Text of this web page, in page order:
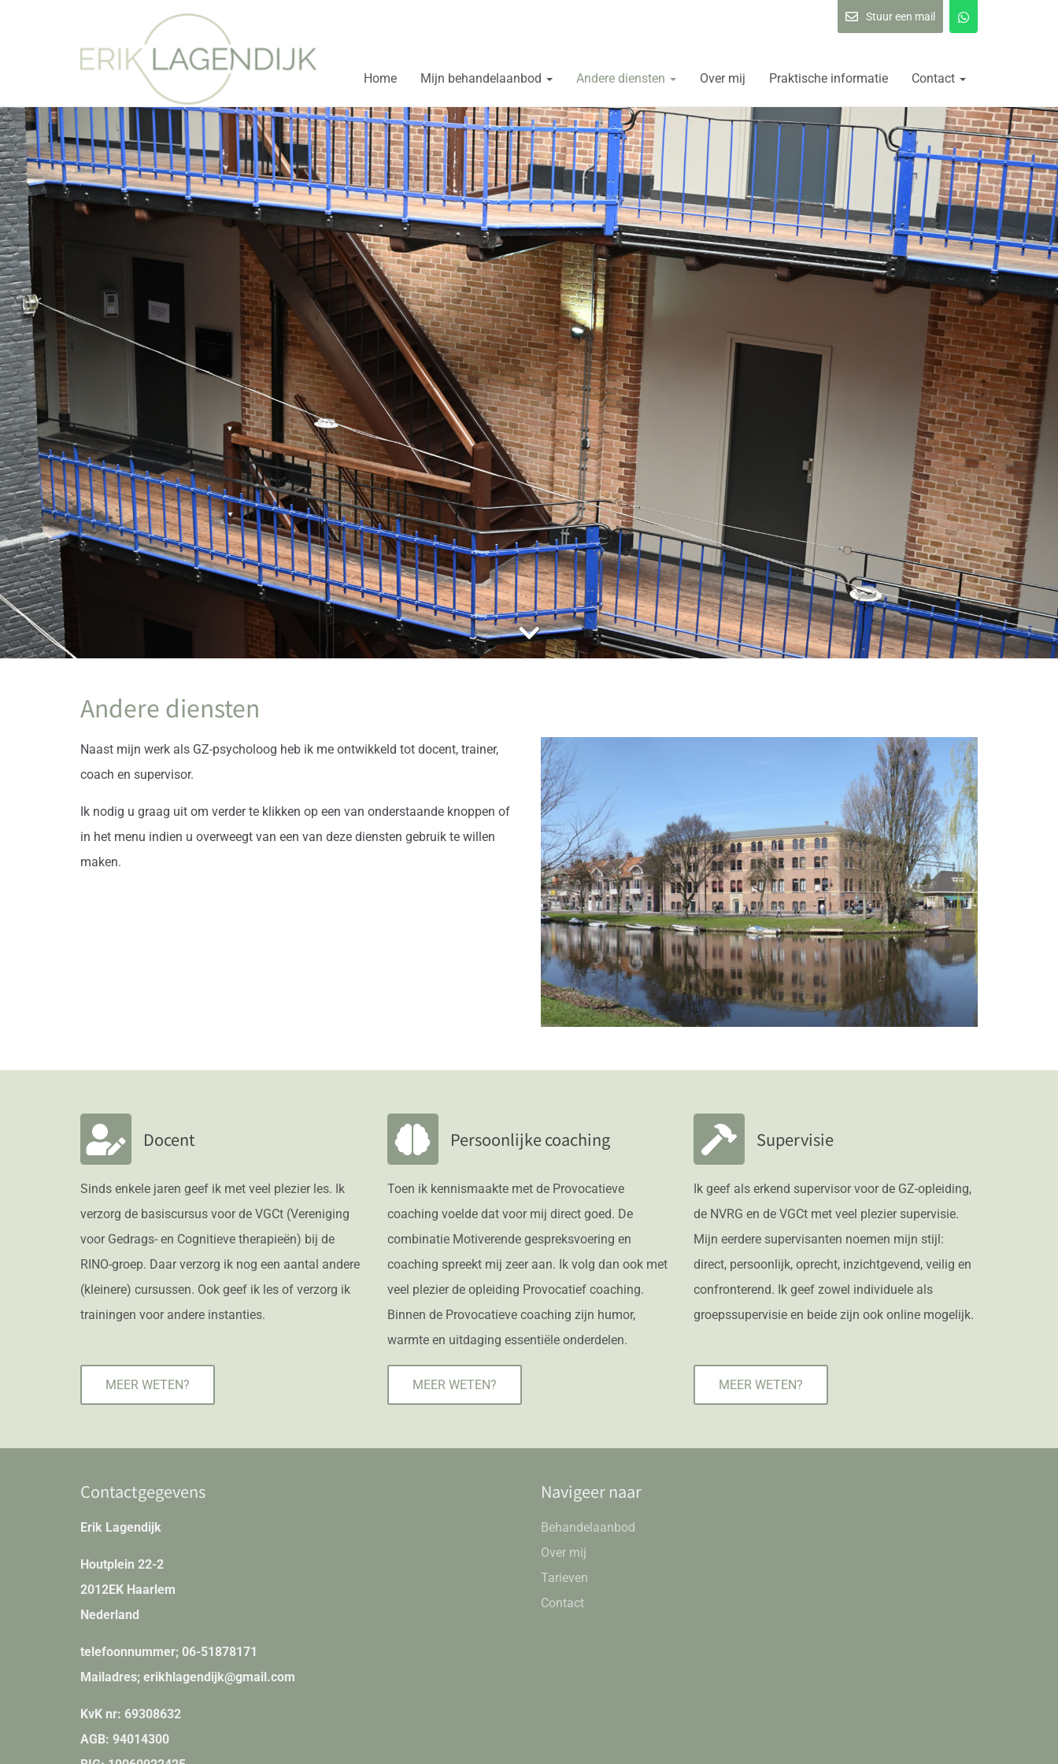
Stuur een mail
Home Mijn behandelaanbod Andere diensten Over mij Praktische informatie Contact
Andere diensten
Naast mijn werk als GZ-psycholoog heb ik me ontwikkeld tot docent, trainer,
coach en supervisor.
Ik nodig u graag uit om verder te klikken op een van onderstaande knoppen of
in het menu indien u overweegt van een van deze diensten gebruik te willen
maken.
Docent
Sinds enkele jaren geef ik met veel plezier les. Ik
verzorg de basiscursus voor de VGCt (Vereniging
voor Gedrags- en Cognitieve therapieën) bij de
RINO-groep. Daar verzorg ik nog een aantal andere
(kleinere) cursussen. Ook geef ik les of verzorg ik
trainingen voor andere instanties.
MEER WETEN?
Persoonlijke coaching
Toen ik kennismaakte met de Provocatieve
coaching voelde dat voor mij direct goed. De
combinatie Motiverende gespreksvoering en
coaching spreekt mij zeer aan. Ik volg dan ook met
veel plezier de opleiding Provocatief coaching.
Binnen de Provocatieve coaching zijn humor,
warmte en uitdaging essentiële onderdelen.
MEER WETEN?
Supervisie
Ik geef als erkend supervisor voor de GZ-opleiding,
de NVRG en de VGCt met veel plezier supervisie.
Mijn eerdere supervisanten noemen mijn stijl:
direct, persoonlijk, oprecht, inzichtgevend, veilig en
confronterend. Ik geef zowel individuele als
groepssupervisie en beide zijn ook online mogelijk.
MEER WETEN?
Contactgegevens
Erik Lagendijk
Houtplein 22-2
2012EK Haarlem
Nederland
telefoonnummer; 06-51878171
Mailadres; erikhlagendijk@gmail.com
KvK nr: 69308632
AGB: 94014300
Navigeer naar
Behandelaanbod
Over mij
Tarieven
Contact